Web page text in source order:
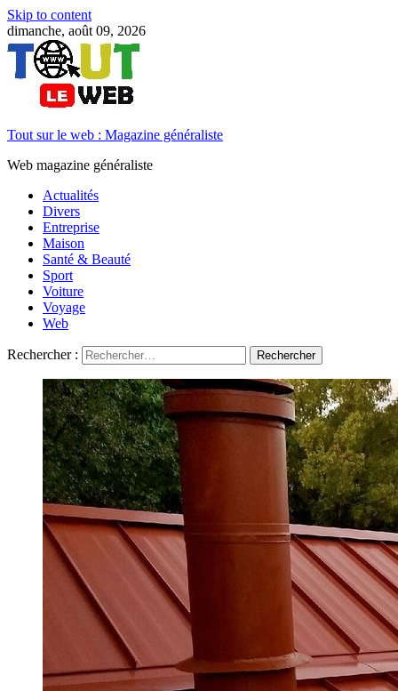
Skip to content
dimanche, août 09, 2026
Tout sur le web : Magazine généraliste
Web magazine généraliste
Actualités
Divers
Entreprise
Maison
Santé & Beauté
Sport
Voiture
Voyage
Web
Rechercher :